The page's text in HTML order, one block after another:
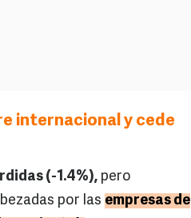
internacional y cede
(-1.4%), pero
por las empresas de